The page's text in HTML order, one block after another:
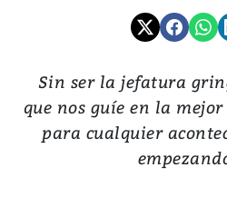
Sin ser la jefatura
que nos guíe en la
para cualquier